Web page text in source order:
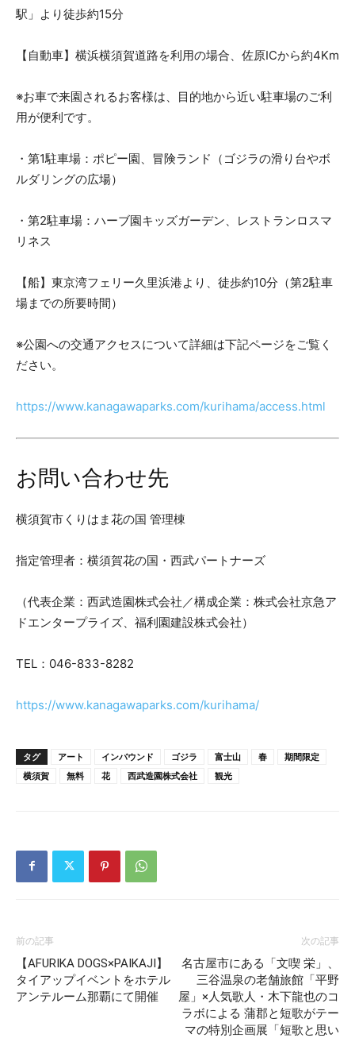
駅」より徒歩約15分
【自動車】横浜横須賀道路を利用の場合、佐原ICから約4Km
※お車で来園されるお客様は、目的地から近い駐車場のご利
用が便利です。
・第1駐車場：ポピー園、冒険ランド（ゴジラの滑り台やボ
ルダリングの広場）
・第2駐車場：ハーブ園キッズガーデン、レストランロスマ
リネス
【船】東京湾フェリー久里浜港より、徒歩約10分（第2駐車
場までの所要時間）
※公園への交通アクセスについて詳細は下記ページをご覧く
ださい。
https://www.kanagawaparks.com/kurihama/access.html
お問い合わせ先
横須賀市くりはま花の国 管理棟
指定管理者：横須賀花の国・西武パートナーズ
（代表企業：西武造園株式会社／構成企業：株式会社京急ア
ドエンタープライズ、福利園建設株式会社）
TEL：046-833-8282
https://www.kanagawaparks.com/kurihama/
タグ アート インバウンド ゴジラ 富士山 春
期間限定
横須賀
無料 花 西武造園株式会社 観光
前の記事
【AFURIKA DOGS×PAIKAJI】
タイアップイベントをホテル
アンテルーム那覇にて開催
次の記事
名古屋市にある「文喫 栄」、
三谷温泉の老舗旅館「平野
屋」×人気歌人・木下龍也のコ
ラボによる 蒲郡と短歌がテー
マの特別企画展「短歌と思い